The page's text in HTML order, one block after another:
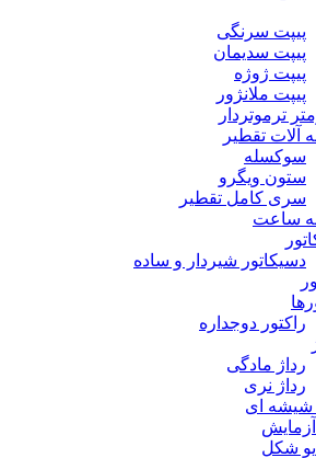
پیپت سرنگی
پیپت سدیمان
پیپت ژوژه
پیپت ملانژور
ترموتردار
آلات تقطیر
سوکسله
ستون ویگرو
سری کامل تقطیر
ساعت
دسیکاتور شیردار و ساده
راکتور دوجداره
رداژ مادگی
رداژ نری
ای
آزمایش
یو شکل